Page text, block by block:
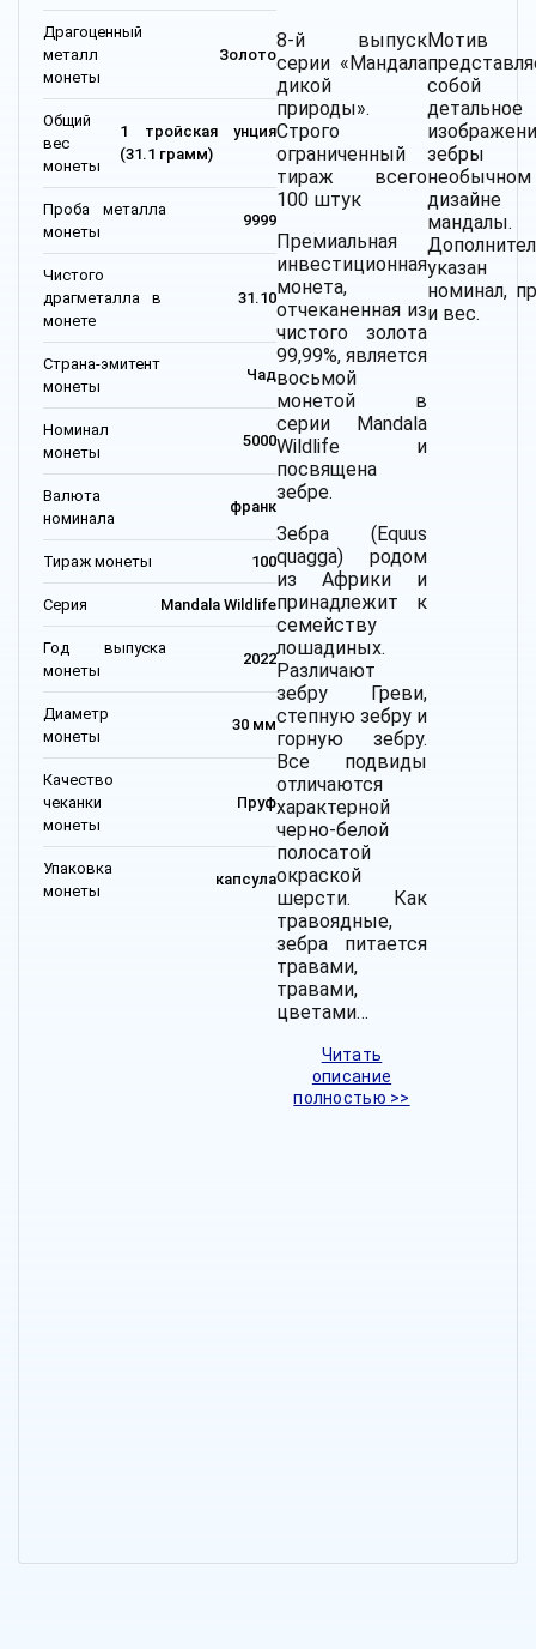
Драгоценный
металл
монеты
Золото
Общий
вес
монеты
1 тройская унция
(31.1 грамм)
Проба металла
монеты
9999
Чистого
драгметалла в
монете
31.10
Страна-эмитент
монеты
Чад
Номинал
монеты
5000
Валюта
номинала
франк
Тираж монеты 100
Серия Mandala Wildlife
Год выпуска
монеты
2022
Диаметр
монеты
30 мм
Качество
чеканки
монеты
Пруф
Упаковка
монеты
капсула
8-й выпуск
серии «Мандала
дикой
природы».
Строго
ограниченный
тираж всего
100 штук
Премиальная
инвестиционная
монета,
отчеканенная из
чистого золота
99,99%, является
восьмой
монетой в
серии Mandala
Wildlife и
посвящена
зебре.
Зебра (Equus
quagga) родом
из Африки и
принадлежит к
семейству
лошадиных.
Различают
зебру Греви,
степную зебру и
горную зебру.
Все подвиды
отличаются
характерной
черно-белой
полосатой
окраской
шерсти. Как
травоядные,
зебра питается
травами,
травами,
цветами…
Читать
описание
полностью >>
Мотив
собой
детальное
необычном
дизайне
мандалы.
указан
номинал,
и вес.